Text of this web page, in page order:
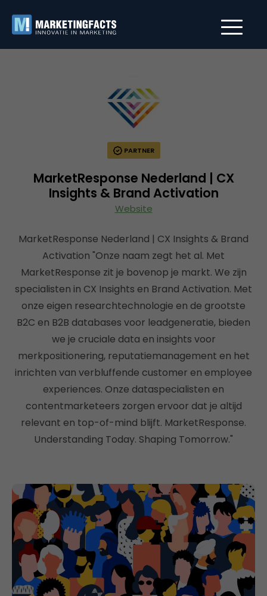
PARTNER
MarketResponse Nederland | CX
Insights & Brand Activation
Website
MarketResponse Nederland | CX Insights & Brand
Activation "Onze naam zegt het al. Met
MarketResponse zit je bovenop je markt. We zijn
specialisten in CX Insights en Brand Activation. Met
onze eigen researchtechnologie en de grootste
B2C en B2B databases voor leadgeneratie, bieden
we je cruciale data en insights voor
merkpositionering, reputatiemanagement en het
inrichten van verbluffende customer en employee
experiences. Onze dataspecialisten en
contentmarketeers zorgen ervoor dat je altijd
relevant en top-of-mind blijft. MarketResponse.
Understanding Today. Shaping Tomorrow."